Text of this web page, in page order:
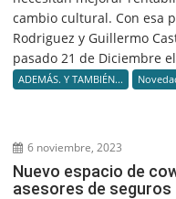
cambio cultural. Con esa
Rodriguez y Guillermo
pasado 21 de Diciembre
ADEMÁS. Y TAMBIÉN...
6 noviembre, 2023
Nuevo espacio de
asesores de seguros